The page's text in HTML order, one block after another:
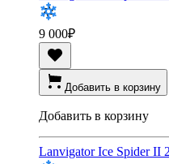
9 000₽
Добавить в корзину
Добавить в корзину
Lanvigator Ice Spider II